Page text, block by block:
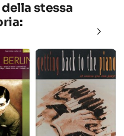
stessa